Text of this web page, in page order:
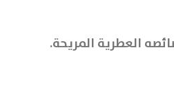
العطرية المريحة.